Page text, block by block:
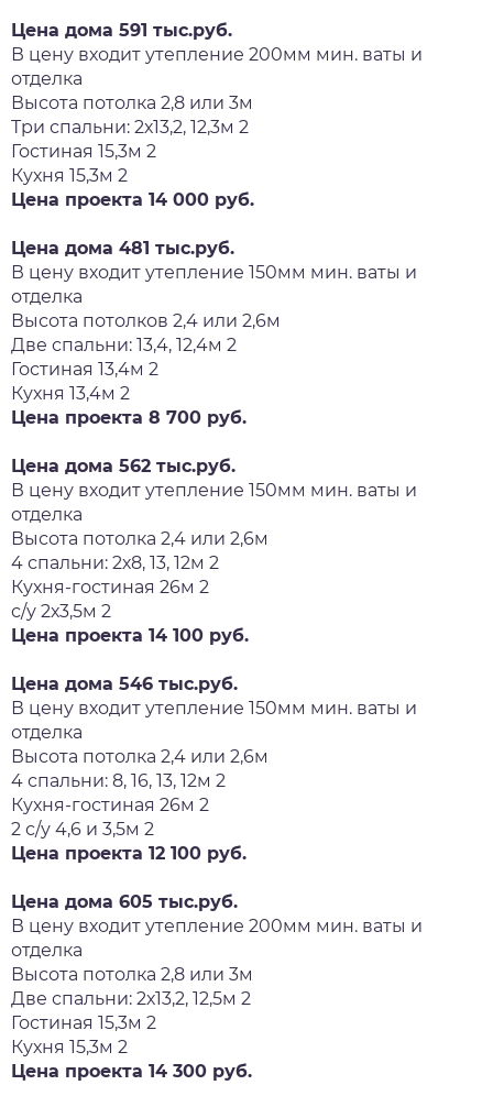
Цена дома 591 тыс.руб.
В цену входит утепление 200мм мин. ваты и
отделка
Высота потолка 2,8 или 3м
Три спальни: 2х13,2, 12,3м 2
Гостиная 15,3м 2
Кухня 15,3м 2
Цена проекта 14 000 руб.
Цена дома 481 тыс.руб.
В цену входит утепление 150мм мин. ваты и
отделка
Высота потолков 2,4 или 2,6м
Две спальни: 13,4, 12,4м 2
Гостиная 13,4м 2
Кухня 13,4м 2
Цена проекта 8 700 руб.
Цена дома 562 тыс.руб.
В цену входит утепление 150мм мин. ваты и
отделка
Высота потолка 2,4 или 2,6м
4 спальни: 2х8, 13, 12м 2
Кухня-гостиная 26м 2
с/у 2х3,5м 2
Цена проекта 14 100 руб.
Цена дома 546 тыс.руб.
В цену входит утепление 150мм мин. ваты и
отделка
Высота потолка 2,4 или 2,6м
4 спальни: 8, 16, 13, 12м 2
Кухня-гостиная 26м 2
2 с/у 4,6 и 3,5м 2
Цена проекта 12 100 руб.
Цена дома 605 тыс.руб.
В цену входит утепление 200мм мин. ваты и
отделка
Высота потолка 2,8 или 3м
Две спальни: 2х13,2, 12,5м 2
Гостиная 15,3м 2
Кухня 15,3м 2
Цена проекта 14 300 руб.